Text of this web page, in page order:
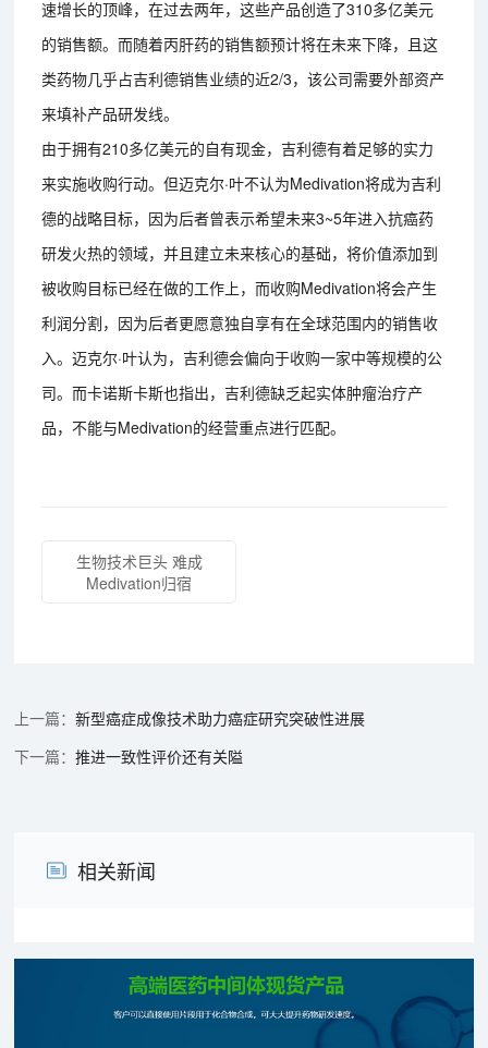
速增长的顶峰，在过去两年，这些产品创造了310多亿美元
的销售额。而随着丙肝药的销售额预计将在未来下降，且这
类药物几乎占吉利德销售业绩的近2/3，该公司需要外部资产
来填补产品研发线。
由于拥有210多亿美元的自有现金，吉利德有着足够的实力
来实施收购行动。但迈克尔·叶不认为Medivation将成为吉利
德的战略目标，因为后者曾表示希望未来3~5年进入抗癌药
研发火热的领域，并且建立未来核心的基础，将价值添加到
被收购目标已经在做的工作上，而收购Medivation将会产生
利润分割，因为后者更愿意独自享有在全球范围内的销售收
入。迈克尔·叶认为，吉利德会偏向于收购一家中等规模的公
司。而卡诺斯卡斯也指出，吉利德缺乏起实体肿瘤治疗产
品，不能与Medivation的经营重点进行匹配。
生物技术巨头 难成
Medivation归宿
新型癌症成像技术助力癌症研究突破性进展
推进一致性评价还有关隘
相关新闻